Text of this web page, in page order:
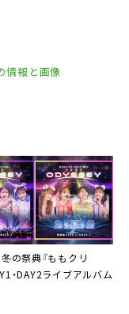
情報と画像
の祭典『ももクリ
・DAY2ライブアルバム